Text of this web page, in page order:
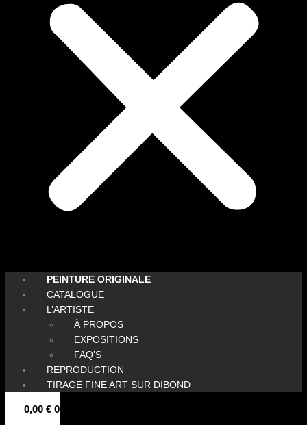
PEINTURE ORIGINALE
CATALOGUE
L’ARTISTE
À PROPOS
EXPOSITIONS
FAQ’S
REPRODUCTION
TIRAGE FINE ART SUR DIBOND
0,00 € 0